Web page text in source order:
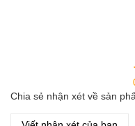
Chia sẻ nhận xét về sản